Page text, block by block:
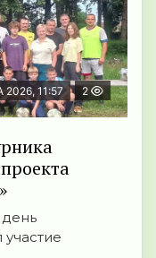
2026, 11:57 2